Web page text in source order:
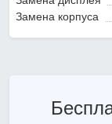
Замена корпуса